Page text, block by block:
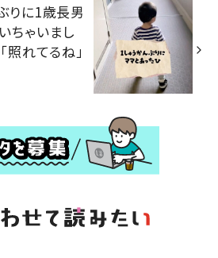
りに1歳長男
ちゃいまし
照れてるね」